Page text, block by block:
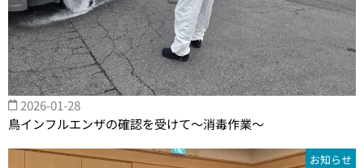
2026-01-28
鳥インフルエンザの確認を受けて～消毒作業～
お知らせ